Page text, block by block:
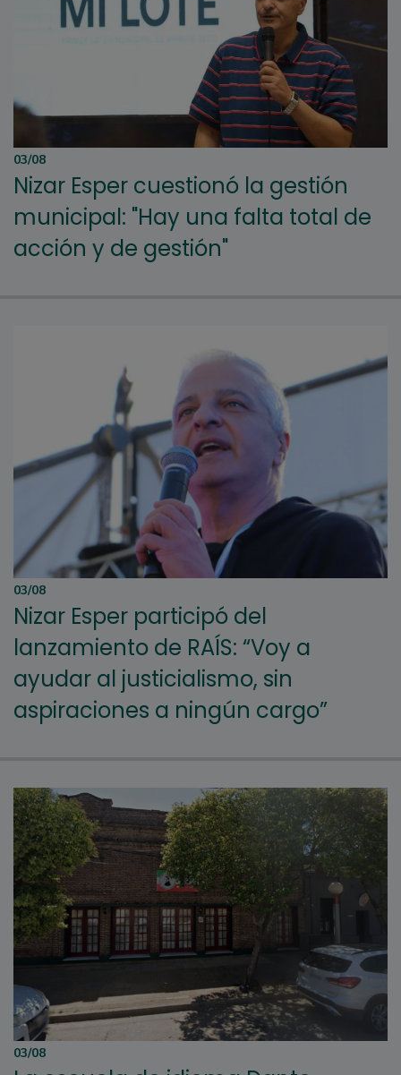
03/08
Nizar Esper cuestionó la gestión
municipal: "Hay una falta total de
acción y de gestión"
03/08
Nizar Esper participó del
lanzamiento de RAÍS: “Voy a
ayudar al justicialismo, sin
aspiraciones a ningún cargo”
03/08